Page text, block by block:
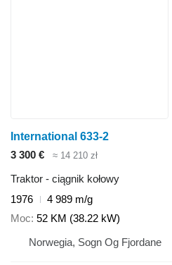
International 633-2
3 300 €
≈ 14 210 zł
Traktor - ciągnik kołowy
1976
4 989 m/g
Moc 52 KM (38.22 kW)
Norwegia, Sogn Og Fjordane